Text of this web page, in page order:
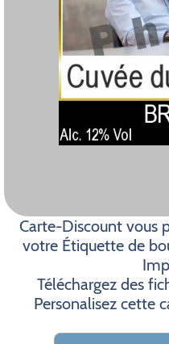
Carte-Discount vous
votre Étiquette de
Téléchargez des
Personalisez cette